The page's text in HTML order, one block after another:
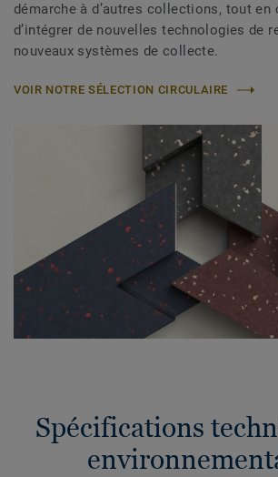
démarche à d’autres collections, tout en
d’intégrer de nouvelles technologies de
nouveaux systèmes de collecte.
VOIR NOTRE SÉLECTION CIRCULAIRE
Spécifications